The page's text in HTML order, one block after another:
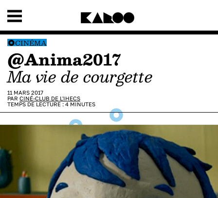
CINÉMA
@Anima2017
Ma vie de courgette
11 MARS 2017
PAR CINÉ-CLUB DE L'IHECS
TEMPS DE LECTURE : 4 MINUTES